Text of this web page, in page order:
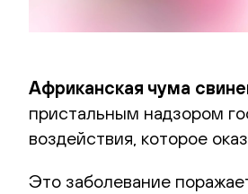
Африканская чума
пристальным надзором
воздействия, которое
Это заболевание